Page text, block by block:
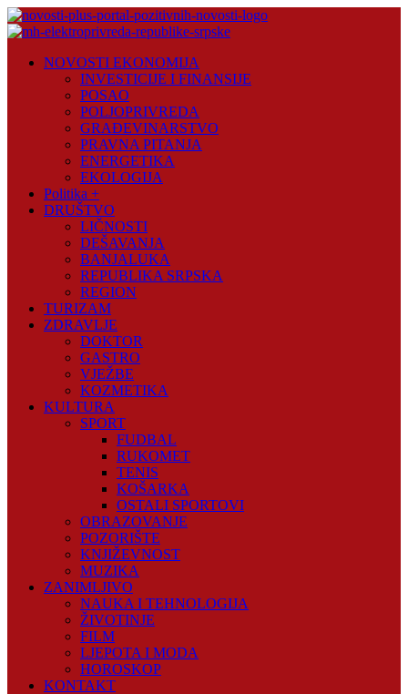
Skip
to
Plus
NOVOSTI EKONOMIJA
INVESTICIJE I FINANSIJE
POSAO
POLJOPRIVREDA
GRAĐEVINARSTVO
PRAVNA PITANJA
ENERGETIKA
EKOLOGIJA
Politika +
DRUŠTVO
LIČNOSTI
DEŠAVANJA
BANJALUKA
REPUBLIKA SRPSKA
REGION
TURIZAM
ZDRAVLJE
DOKTOR
GASTRO
VJEŽBE
KOZMETIKA
KULTURA
SPORT
FUDBAL
RUKOMET
TENIS
KOŠARKA
OSTALI SPORTOVI
OBRAZOVANJE
POZORIŠTE
KNJIŽEVNOST
MUZIKA
ZANIMLJIVO
NAUKA I TEHNOLOGIJA
ŽIVOTINJE
FILM
LJEPOTA I MODA
HOROSKOP
KONTAKT